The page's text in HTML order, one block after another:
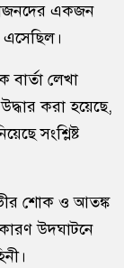
একজন
এসেছিল।
লেখা
করা হয়েছে,
সংশ্লিষ্ট
শোক ও আতঙ্ক
উদঘাটনে